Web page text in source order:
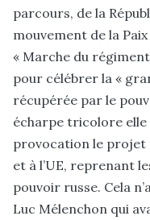
parcours, de la
mouvement de la
« Marche du
pour célébrer la «
récupérée par le
écharpe tricolore elle
provocation le projet
et à l’UE, reprenant
pouvoir russe. Cela
Luc Mélenchon qui